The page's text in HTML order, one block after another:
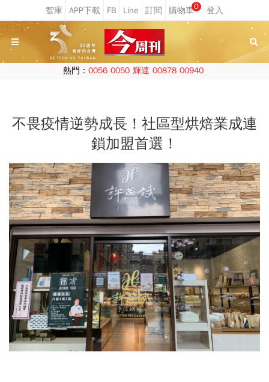
0
熱門： 0056 0050 輝達 00878 00940
不畏疫情逆勢成長！社區型烘焙業成連
鎖加盟首選！